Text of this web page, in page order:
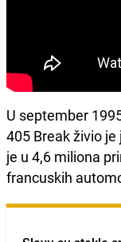
U september
405 Break živio
je u 4,6 miliona
francuskih